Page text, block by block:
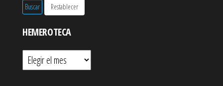
HEMEROTECA
Hemeroteca